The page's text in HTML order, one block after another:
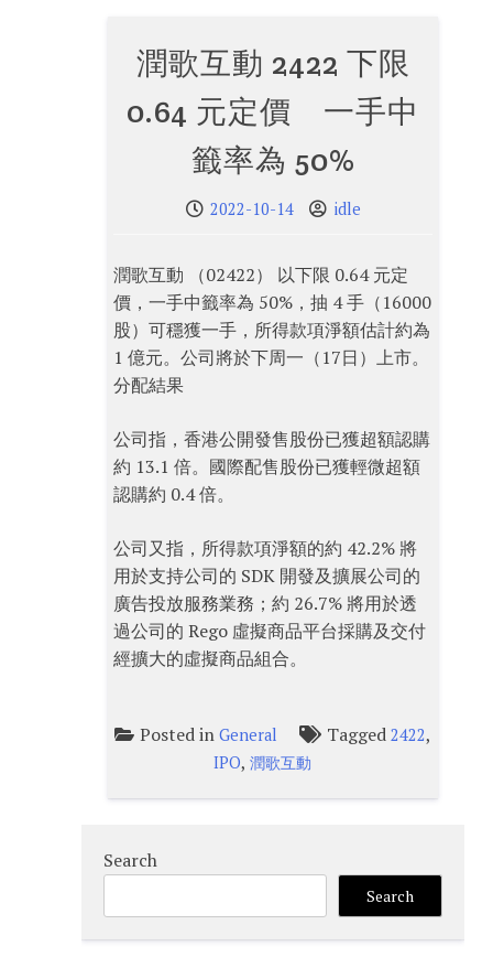
潤歌互動 2422 下限
0.64 元定價 一手中
籤率為 50%
2022-10-14 idle
潤歌互動 （02422） 以下限 0.64 元定
價，一手中籤率為 50%，抽 4 手（16000
股）可穩獲一手，所得款項淨額估計約為
1 億元。公司將於下周一（17日）上市。
分配結果
公司指，香港公開發售股份已獲超額認購
約 13.1 倍。國際配售股份已獲輕微超額
認購約 0.4 倍。
公司又指，所得款項淨額的約 42.2% 將
用於支持公司的 SDK 開發及擴展公司的
廣告投放服務業務；約 26.7% 將用於透
過公司的 Rego 虛擬商品平台採購及交付
經擴大的虛擬商品組合。
Posted inGeneral Tagged2422,
IPO, 潤歌互動
Search
Search